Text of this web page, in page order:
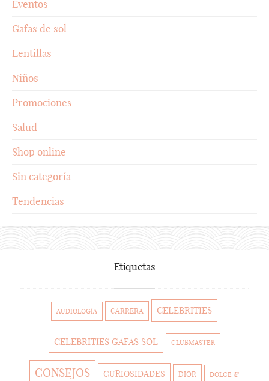
Eventos
Gafas de sol
Lentillas
Niños
Promociones
Salud
Shop online
Sin categoría
Tendencias
Etiquetas
AUDIOLOGÍA CARRERA CELEBRITIES
CELEBRITIES GAFAS SOL CLUBMASTER
CONSEJOS CURIOSIDADES DIOR DOLCE &